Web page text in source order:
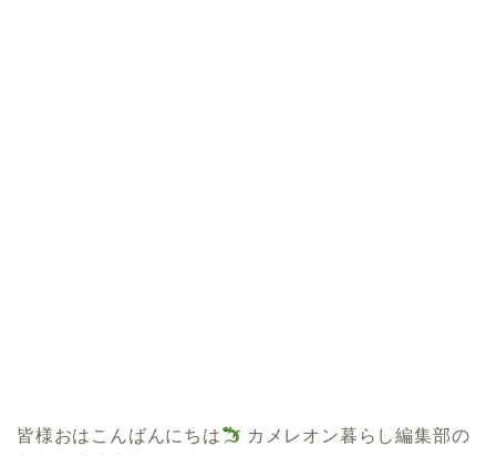
皆様おはこんばんにちは
カメレオン暮らし編集部の